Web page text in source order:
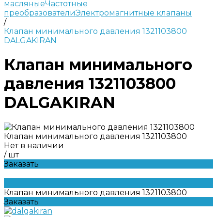
масляныеЧастотные
преобразователиЭлектромагнитные клапаны
/
Клапан минимального давления 1321103800
DALGAKIRAN
Клапан минимального
давления 1321103800
DALGAKIRAN
Клапан минимального давления 1321103800
Нет в наличии
/ шт
Заказать
Клапан минимального давления 1321103800
Заказать